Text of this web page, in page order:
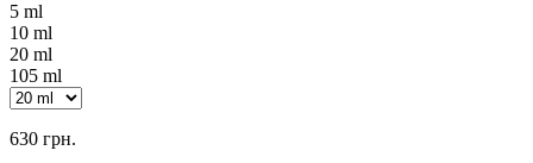
5 ml
10 ml
20 ml
105 ml
630 грн.